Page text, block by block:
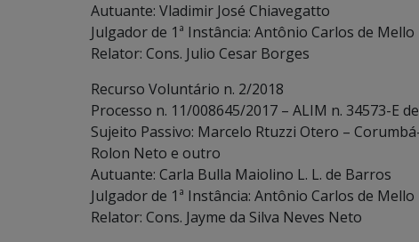
Autuante: Vladimir José Chiavegatto
Julgador de 1ª Instância: Antônio Carlos de Mello
Relator: Cons. Julio Cesar Borges
Recurso Voluntário n. 2/2018
Processo n. 11/008645/2017 – ALIM n. 34573-E
Sujeito Passivo: Marcelo Rtuzzi Otero –
Rolon Neto e outro
Autuante: Carla Bulla Maiolino L. L. de Barros
Julgador de 1ª Instância: Antônio Carlos de Mello
Relator: Cons. Jayme da Silva Neves Neto